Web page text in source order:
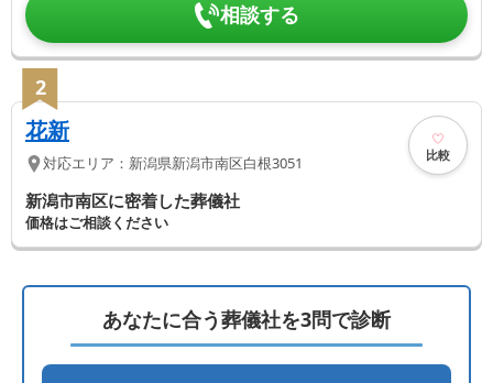
相談する
2
花新
対応エリア： 新潟県新潟市南区白根3051 比較
新潟市南区に密着した葬儀社
価格はご相談ください
あなたに合う葬儀社を3問で診断